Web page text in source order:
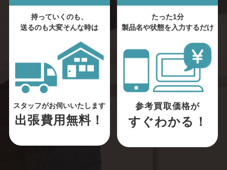
持っていくのも、
送るのも大変そんな時は
スタッフがお伺いいたします
出張費用無料！
たった1分
製品名や状態を入力するだけ
参考買取価格が
すぐわかる！